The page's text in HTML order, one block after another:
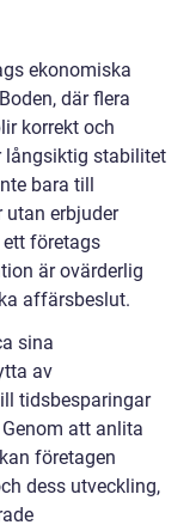
ekonomiska
där flera
korrekt och
långsiktig stabilitet
bara till
erbjuder
företags
är ovärderlig
affärsbeslut.
sina
av
tidsbesparingar
att anlita
företagen
dess utveckling,